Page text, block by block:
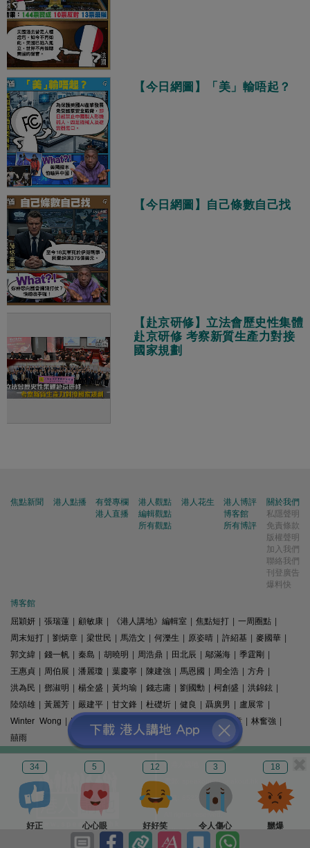
34
好正
5
心心眼
12
好好笑
3
令人傷心
18
嬲爆
【今日網圖】「美」輸唔起？
【今日網圖】自己條數自己找
【赴京研修】立法會歷史性集體
赴京研修 考察新質生產力對接
國家規劃
焦點新聞 港人點播
有聲專欄
港人直播
港人觀點
編輯觀點
所有觀點
港人花生
港人博評
博客館
所有博評
關於我們
私隱聲明
免責條款
版權聲明
加入我們
聯絡我們
刊登廣告
爆料快
博客館
屈穎妍
張瑞蓮 顧敏康 《港人講地》編輯室 焦點短打 一周圈點
周末短打
劉炳章 梁世民 馬浩文 何濼生 原姿晴 許紹基 麥國華
郭文緯
錢一帆 秦島 胡曉明 周浩鼎 田北辰 鄔滿海 季霆剛
王惠貞
周伯展 潘麗瓊 葉慶寧 陳建強 馬恩國 周全浩 方舟
洪為民
鄧淑明 楊全盛 黃均瑜 錢志庸 劉國勳 柯創盛 洪錦鉉
陸頌雄
黃麗芳 嚴建平 甘文鋒 杜礎圻 健良 聶廣男 盧展常
Winter Wong
K2 梁文新 羅崑 姚銘 精選文章 林奮強
囍雨
© 港人講地
電郵: speakout@speakout.hk
傳真: 85228041301
版權所有 不得轉載